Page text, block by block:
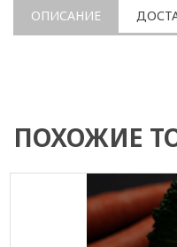
ОПИСАНИЕ
ПОХОЖИЕ